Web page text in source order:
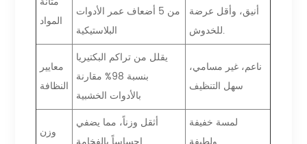
المواد
من 5 أضعاف عمر الأدوات
البلاستيكية
أنيق، وأقل عرضة
للخدوش.
معايير
النظافة
يقلل من تراكم البكتيريا
بنسبة 98% مقارنة
بالأدوات الخشبية
ناعم، غير مسامي،
سهل التنظيف
وزن
أثقل وزناً، مما يضفي
لمسة خفيفة